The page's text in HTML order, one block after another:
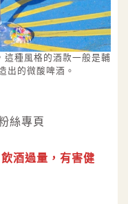
這種風格的酒款一般是輔
出的微酸啤酒。
絲專頁
酒過量，有害健